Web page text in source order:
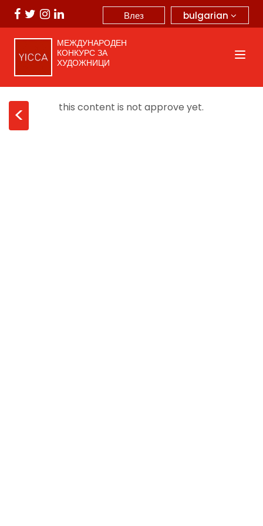
bulgarian
Влез
МЕЖДУНАРОДЕН
КОНКУРС ЗА
ХУДОЖНИЦИ
< this content is not approve yet.